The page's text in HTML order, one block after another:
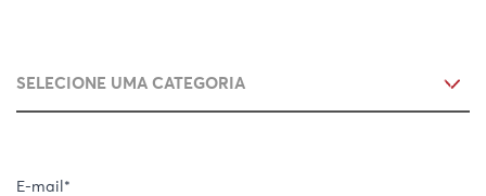
E-mail*